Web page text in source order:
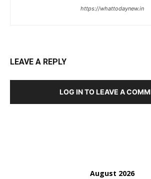
https://whattodaynew.in
LEAVE A REPLY
LOG IN TO LEAVE A
August 2026